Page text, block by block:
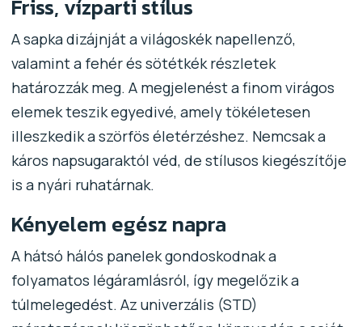
Friss, vízparti stílus
A sapka dizájnját a világoskék napellenző,
valamint a fehér és sötétkék részletek
határozzák meg. A megjelenést a finom virágos
elemek teszik egyedivé, amely tökéletesen
illeszkedik a szörfös életérzéshez. Nemcsak a
káros napsugaraktól véd, de stílusos kiegészítője
is a nyári ruhatárnak.
Kényelem egész napra
A hátsó hálós panelek gondoskodnak a
folyamatos légáramlásról, így megelőzik a
túlmelegedést. Az univerzális (STD)